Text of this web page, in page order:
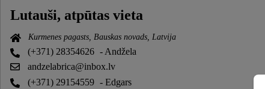
Lutauši, atpūtas vieta
Kurmenes pagasts, Bauskas novads, Latvija
(+371) 28354626 - Andžela
andzelabrica@inbox.lv
(+371) 29154559 - Edgars